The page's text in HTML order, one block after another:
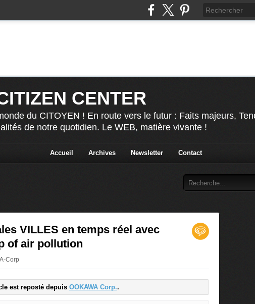
CENTER
du CITOYEN ! En route vers le futur : Faits majeurs,
de notre quotidien. Le WEB, matière vivante !
Accueil Archives Newsletter Contact
VILLES en temps réel avec
of air pollution
Corp
est reposté depuis OOKAWA Corp..